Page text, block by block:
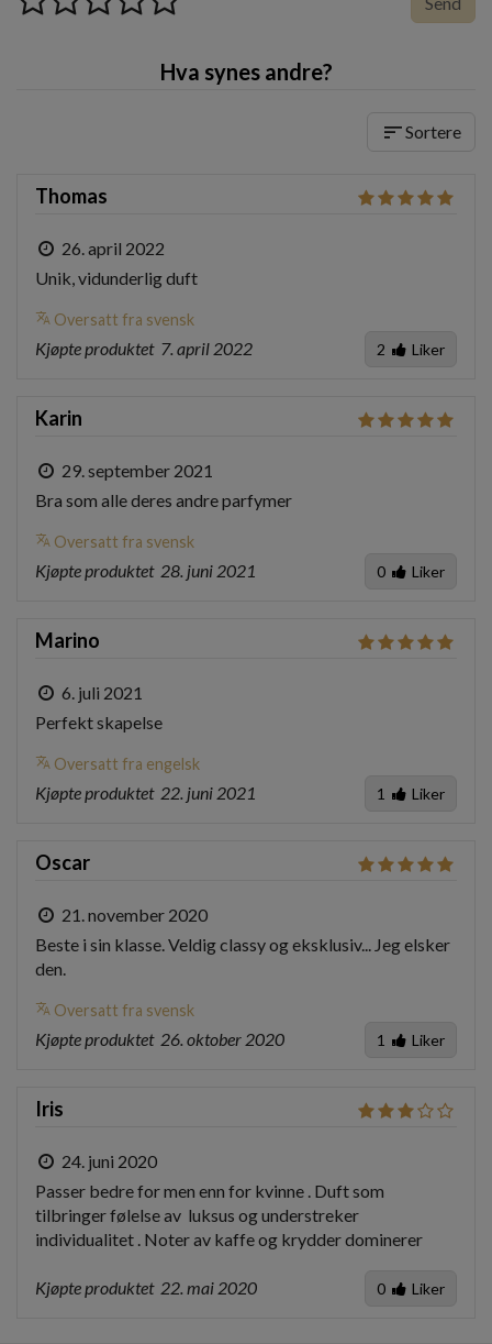
Hva synes andre?
sortSortere
Thomas
26. april 2022
Unik, vidunderlig duft
translate Oversatt fra svensk
Kjøpte produktet 7. april 2022 2 Liker
Karin
29. september 2021
Bra som alle deres andre parfymer
translate Oversatt fra svensk
Kjøpte produktet 28. juni 2021 0 Liker
Marino
6. juli 2021
Perfekt skapelse
translate Oversatt fra engelsk
Kjøpte produktet 22. juni 2021 1 Liker
Oscar
21. november 2020
Beste i sin klasse. Veldig classy og eksklusiv... Jeg elsker
den.
translate Oversatt fra svensk
Kjøpte produktet 26. oktober 2020 1 Liker
Iris
24. juni 2020
Passer bedre for men enn for kvinne . Duft som
tilbringer følelse av  luksus og understreker
individualitet . Noter av kaffe og krydder dominerer
Kjøpte produktet 22. mai 2020 0 Liker